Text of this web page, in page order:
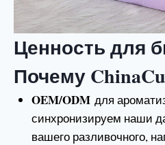
Ценность для
Почему
OEM/ODMдля
синхронизируем наши
вашего разливочного,